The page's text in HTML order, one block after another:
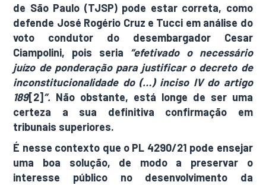
de São Paulo (TJSP) pode estar correta, como
defende José Rogério Cruz e Tucci em análise do
voto condutor do desembargador Cesar
Ciampolini, pois seria “efetivado o necessário
juízo de ponderação para justificar o decreto de
inconstitucionalidade do (…) inciso IV do artigo
189[2] ”. Não obstante, está longe de ser uma
certeza a sua definitiva confirmação em
tribunais superiores.
É nesse contexto que o PL 4290/21 pode ensejar
uma boa solução, de modo a preservar o
interesse público no desenvolvimento da